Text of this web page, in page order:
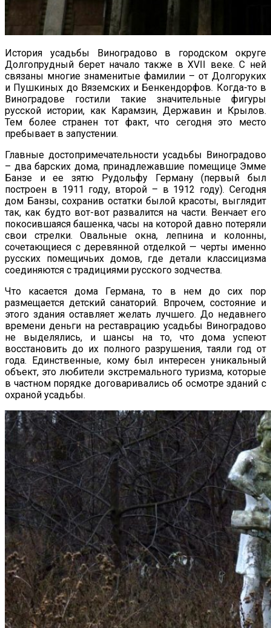
История усадьбы Виноградово в городском округе
Долгопрудный берет начало также в XVII веке. С ней
связаны многие знаменитые фамилии – от Долгоруких
и Пушкиных до Вяземских и Бенкендорфов. Когда-то в
Виноградове гостили такие значительные фигуры
русской истории, как Карамзин, Державин и Крылов.
Тем более странен тот факт, что сегодня это место
пребывает в запустении.
Главные достопримечательности усадьбы Виноградово
– два барских дома, принадлежавшие помещице Эмме
Банзе и ее зятю Рудольфу Герману (первый был
построен в 1911 году, второй – в 1912 году). Сегодня
дом Банзы, сохранив остатки былой красоты, выглядит
так, как будто вот-вот развалится на части. Венчает его
покосившаяся башенка, часы на которой давно потеряли
свои стрелки. Овальные окна, лепнина и колонны,
сочетающиеся с деревянной отделкой — черты именно
русских помещичьих домов, где детали классицизма
соединяются с традициями русского зодчества.
Что касается дома Германа, то в нем до сих пор
размещается детский санаторий. Впрочем, состояние и
этого здания оставляет желать лучшего. До недавнего
времени деньги на реставрацию усадьбы Виноградово
не выделялись, и шансы на то, что дома успеют
восстановить до их полного разрушения, таяли год от
года. Единственные, кому был интересен уникальный
объект, это любители экстремального туризма, которые
в частном порядке договаривались об осмотре зданий с
охраной усадьбы.